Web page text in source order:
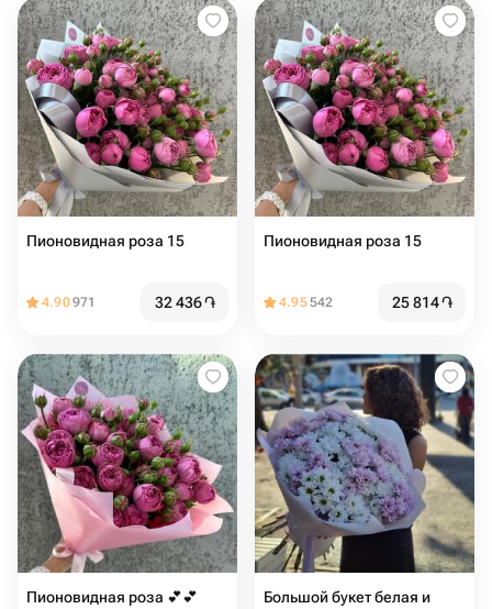
Пионовидная роза 15
4.90971 32 436֏
Пионовидная роза 15
4.95542 25 814֏
Пионовидная роза 💕💕
Большой букет белая и